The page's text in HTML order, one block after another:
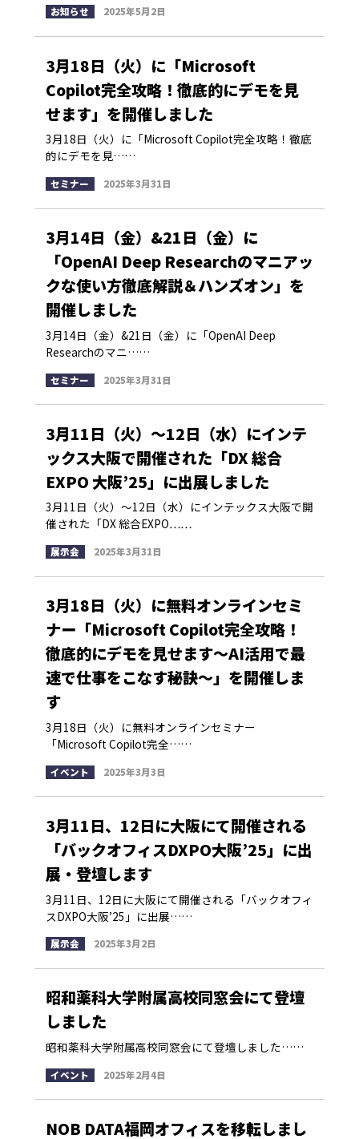
お知らせ 2025年5月2日
3月18日（火）に「Microsoft
Copilot完全攻略！徹底的にデモを見
せます」を開催しました
3月18日（火）に「Microsoft Copilot完全攻略！徹底
的にデモを見……
セミナー 2025年3月31日
3月14日（金）&21日（金）に
「OpenAI Deep Researchのマニアッ
クな使い方徹底解説＆ハンズオン」を
開催しました
3月14日（金）&21日（金）に「OpenAI Deep
Researchのマニ……
セミナー 2025年3月31日
3月11日（火）〜12日（水）にインテ
ックス大阪で開催された「DX 総合
EXPO 大阪’25」に出展しました
3月11日（火）〜12日（水）にインテックス大阪で開
催された「DX 総合EXPO……
展示会 2025年3月31日
3月18日（火）に無料オンラインセミ
ナー「Microsoft Copilot完全攻略！
徹底的にデモを見せます～AI活用で最
速で仕事をこなす秘訣～」を開催しま
す
3月18日（火）に無料オンラインセミナー
「Microsoft Copilot完全……
イベント 2025年3月3日
3月11日、12日に大阪にて開催される
「バックオフィスDXPO大阪’25」に出
展・登壇します
3月11日、12日に大阪にて開催される「バックオフィ
スDXPO大阪’25」に出展……
展示会 2025年3月2日
昭和薬科大学附属高校同窓会にて登壇
しました
昭和薬科大学附属高校同窓会にて登壇しました……
イベント 2025年2月4日
NOB DATA福岡オフィスを移転しまし